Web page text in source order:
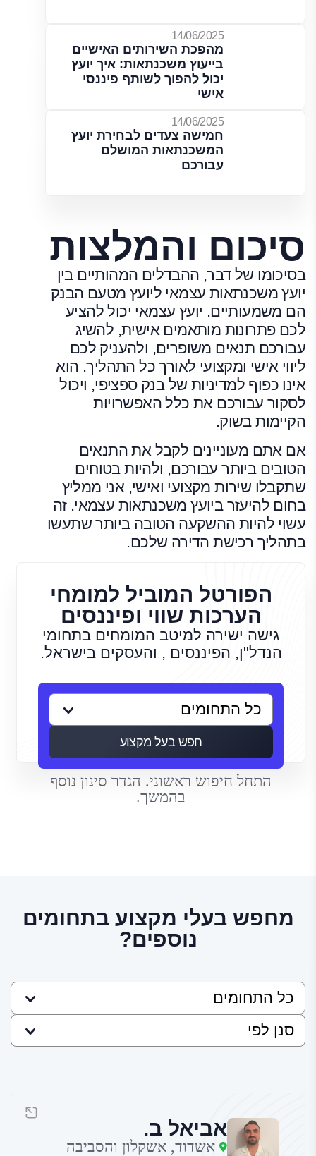
14/06/2025
מהפכת השירותים האישיים
בייעוץ משכנתאות: איך יועץ
יכול להפוך לשותף פיננסי
אישי
14/06/2025
חמישה צעדים לבחירת יועץ
המשכנתאות המושלם
עבורכם
סיכום והמלצות
בסיכומו של דבר, ההבדלים המהותיים בין
יועץ משכנתאות עצמאי ליועץ מטעם הבנק
הם משמעותיים. יועץ עצמאי יכול להציע
לכם פתרונות מותאמים אישית, להשיג
עבורכם תנאים משופרים, ולהעניק לכם
ליווי אישי ומקצועי לאורך כל התהליך. הוא
אינו כפוף למדיניות של בנק ספציפי, ויכול
לסקור עבורכם את כלל האפשרויות
הקיימות בשוק.
אם אתם מעוניינים לקבל את התנאים
הטובים ביותר עבורכם, ולהיות בטוחים
שתקבלו שירות מקצועי ואישי, אני ממליץ
בחום להיעזר ביועץ משכנתאות עצמאי. זה
עשוי להיות ההשקעה הטובה ביותר שתעשו
בתהליך רכישת הדירה שלכם.
הפורטל המוביל למומחי
הערכות שווי ופיננסים
גישה ישירה למיטב המומחים בתחומי
הנדל"ן, הפיננסים , והעסקים בישראל.
חפש בעל מקצוע
התחל חיפוש ראשוני. הגדר סינון נוסף
בהמשך.
מחפש בעלי מקצוע בתחומים
נוספים?
אביאל ב.
אשדוד, אשקלון והסביבה